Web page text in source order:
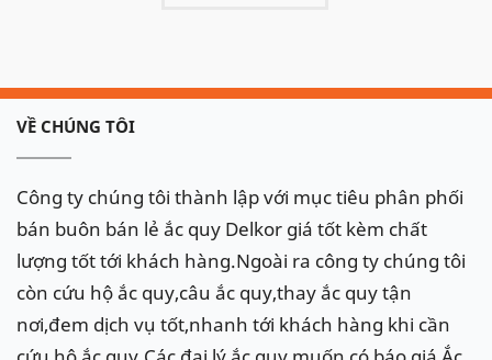
VỀ CHÚNG TÔI
Công ty chúng tôi thành lập với mục tiêu phân phối
bán buôn bán lẻ ắc quy Delkor giá tốt kèm chất
lượng tốt tới khách hàng.Ngoài ra công ty chúng tôi
còn cứu hộ ắc quy,câu ắc quy,thay ắc quy tận
nơi,đem dịch vụ tốt,nhanh tới khách hàng khi cần